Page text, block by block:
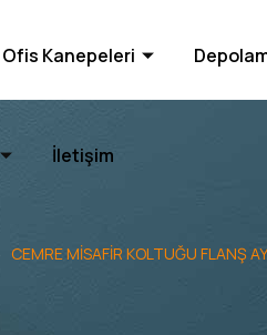
Ofis Kanepeleri
İletişim
CEMRE MİSAFİR KOLTUĞU FLANŞ